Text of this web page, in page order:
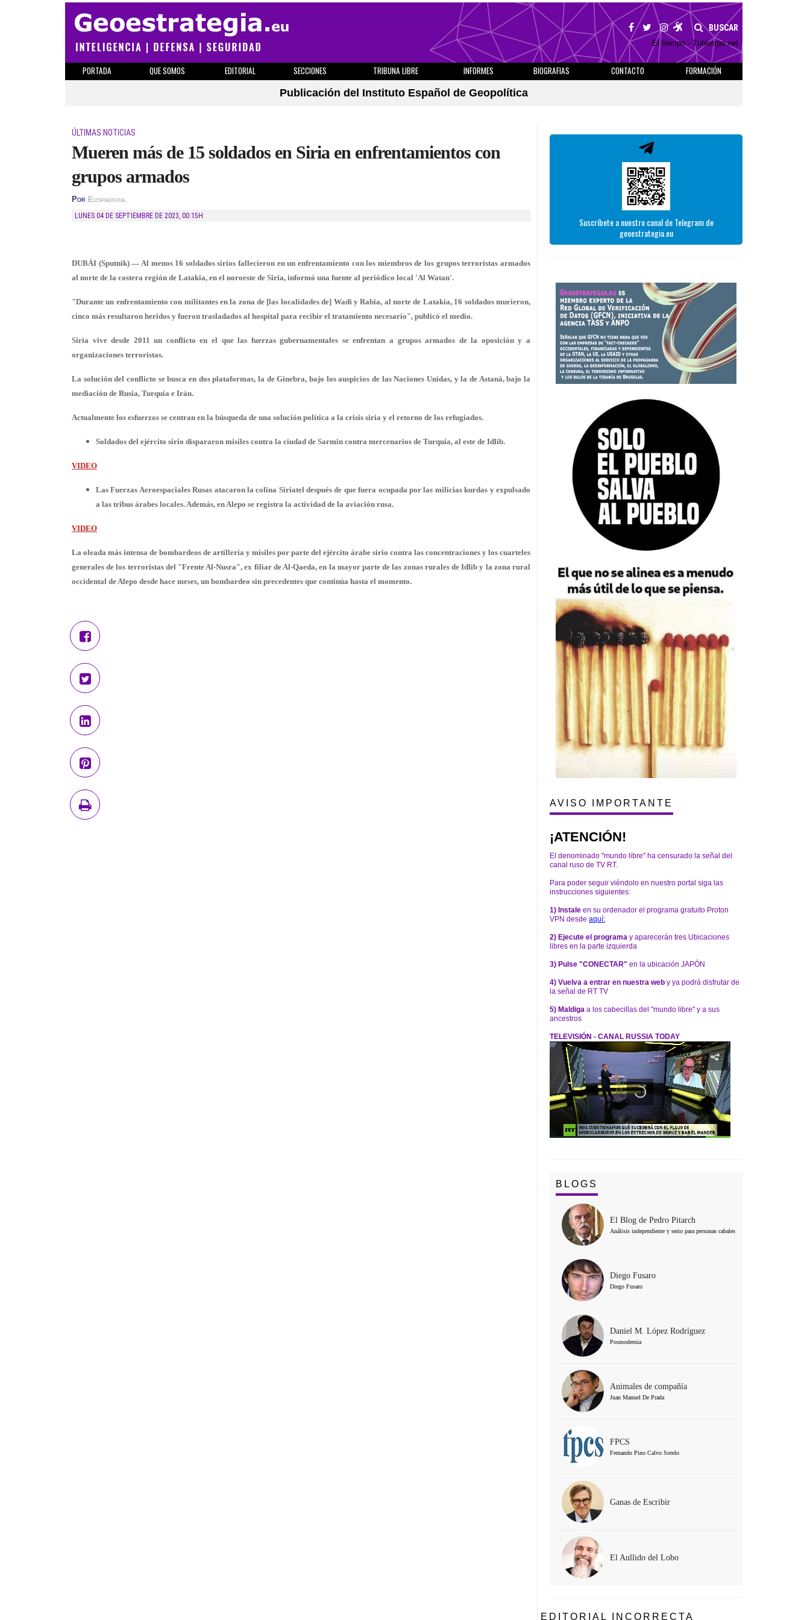
BUSCAR
El tiempo - Tutiempo.net
PORTADA QUE SOMOS EDITORIAL SECCIONES TRIBUNA LIBRE INFORMES BIOGRAFIAS CONTACTO
FORMACIÓN
Publicación del Instituto Español de Geopolítica
ÚLTIMAS NOTICIAS
Mueren más de 15 soldados en Siria en enfrentamientos con
grupos armados
Por Elespiadigital
LUNES 04 DE SEPTIEMBRE DE 2023, 00:15H
DUBÁI (Sputnik) — Al menos 16 soldados sirios fallecieron en un enfrentamiento con los miembros de los grupos terroristas armados
al norte de la costera región de Latakia, en el noroeste de Siria, informó una fuente al periódico local 'Al Watan'.
"Durante un enfrentamiento con militantes en la zona de [las localidades de] Wadi y Rabia, al norte de Latakia, 16 soldados murieron,
cinco más resultaron heridos y fueron trasladados al hospital para recibir el tratamiento necesario", publicó el medio.
Siria vive desde 2011 un conflicto en el que las fuerzas gubernamentales se enfrentan a grupos armados de la oposición y a
organizaciones terroristas.
La solución del conflicto se busca en dos plataformas, la de Ginebra, bajo los auspicios de las Naciones Unidas, y la de Astaná, bajo la
mediación de Rusia, Turquía e Irán.
Actualmente los esfuerzos se centran en la búsqueda de una solución política a la crisis siria y el retorno de los refugiados.
Soldados del ejército sirio dispararon misiles contra la ciudad de Sarmin contra mercenarios de Turquía, al este de Idlib.
VIDEO
Las Fuerzas Aeroespaciales Rusas atacaron la colina Siriatel después de que fuera ocupada por las milicias kurdas y expulsado
a las tribus árabes locales. Además, en Alepo se registra la actividad de la aviación rusa.
VIDEO
La oleada más intensa de bombardeos de artillería y misiles por parte del ejército árabe sirio contra las concentraciones y los cuarteles
generales de los terroristas del "Frente Al-Nusra", ex filiar de Al-Qaeda, en la mayor parte de las zonas rurales de Idlib y la zona rural
occidental de Alepo desde hace meses, un bombardeo sin precedentes que continúa hasta el momento.
Suscríbete a nuestro canal de Telegram de
geoestrategia.eu
AVISO IMPORTANTE
¡ATENCIÓN!
El denominado "mundo libre" ha censurado la señal del
canal ruso de TV RT.
Para poder seguir viéndolo en nuestro portal siga las
instrucciones siguientes:
1) Instale en su ordenador el programa gratuito Proton
VPN desde aquí:
2) Ejecute el programa y aparecerán tres Ubicaciones
libres en la parte izquierda
3) Pulse "CONECTAR" en la ubicación JAPÓN
4) Vuelva a entrar en nuestra web y ya podrá disfrutar de
la señal de RT TV
5) Maldiga a los cabecillas del "mundo libre" y a sus
ancestros
TELEVISIÓN - CANAL RUSSIA TODAY
BLOGS
El Blog de Pedro Pitarch
Análisis independiente y serio para personas cabales
Diego Fusaro
Diego Fusaro
Daniel M. López Rodríguez
Posmodernia
Animales de compañía
Juan Manuel De Prada
FPCS
Fernando Pino Calvo Sotelo
Ganas de Escribir
El Aullido del Lobo
EDITORIAL INCORRECTA